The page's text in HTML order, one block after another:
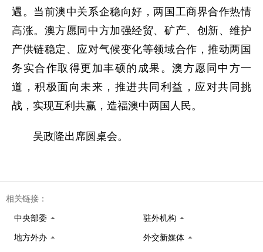
遇。当前澳中关系企稳向好，两国工商界合作热情
高涨。澳方愿同中方加强经贸、矿产、创新、维护
产供链稳定、应对气候变化等领域合作，推动两国
务实合作取得更加丰硕的成果。澳方愿同中方一
道，积极面向未来，推进共同利益，应对共同挑
战，实现互利共赢，造福澳中两国人民。
吴政隆出席圆桌会。
相关链接：
中央部委 驻外机构
地方外办 外交新媒体